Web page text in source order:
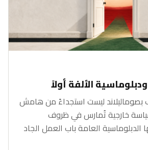
بصوماليلاند ليست استجداءً من هامش
خارجية تُمارس في ظروف
الدبلوماسية العامة باب العمل الجاد